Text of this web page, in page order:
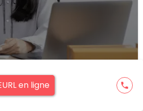
en ligne phone
dans la tête ? Lors de la
Ou domicilier le siège